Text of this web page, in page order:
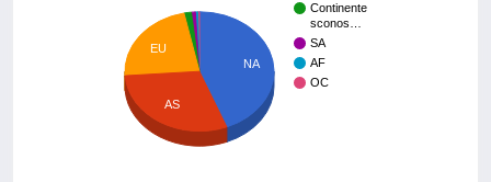
Continente
sconos…
SA
AF
OC
NA
EU
AS